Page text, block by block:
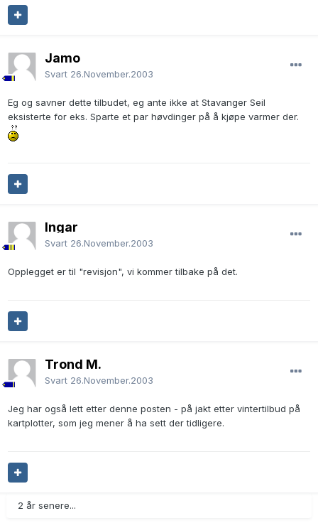
Jamo
Svart 26.November.2003
Eg og savner dette tilbudet, eg ante ikke at Stavanger Seil
eksisterte for eks. Sparte et par høvdinger på å kjøpe varmer der.
Ingar
Svart 26.November.2003
Opplegget er til "revisjon", vi kommer tilbake på det.
Trond M.
Svart 26.November.2003
Jeg har også lett etter denne posten - på jakt etter vintertilbud på
kartplotter, som jeg mener å ha sett der tidligere.
2 år senere...